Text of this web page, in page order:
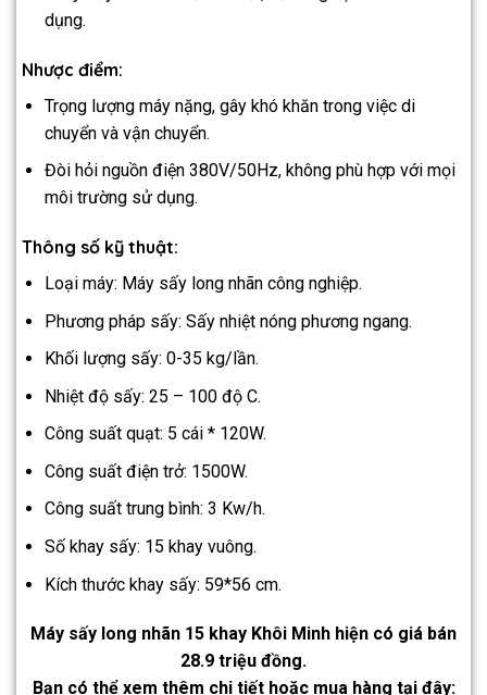
dụng.
Nhược điểm:
Trọng lượng máy nặng, gây khó khăn trong việc di
chuyển và vận chuyển.
Đòi hỏi nguồn điện 380V/50Hz, không phù hợp với mọi
môi trường sử dụng.
Thông số kỹ thuật:
Loại máy: Máy sấy long nhãn công nghiệp.
Phương pháp sấy: Sấy nhiệt nóng phương ngang.
Khối lượng sấy: 0-35 kg/lần.
Nhiệt độ sấy: 25 – 100 độ C.
Công suất quạt: 5 cái * 120W.
Công suất điện trở: 1500W.
Công suất trung bình: 3 Kw/h.
Số khay sấy: 15 khay vuông.
Kích thước khay sấy: 59*56 cm.
Máy sấy long nhãn 15 khay Khôi Minh hiện có giá bán
28.9 triệu đồng.
Bạn có thể xem thêm chi tiết hoặc mua hàng tại đây: